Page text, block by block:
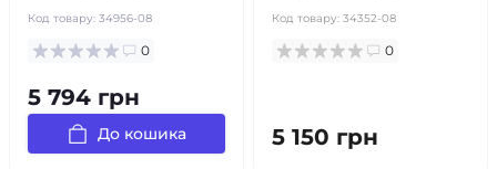
Код товару: 34956-08
0
5 794 грн
До кошика
Код товару: 34352-08
0
5 150 грн